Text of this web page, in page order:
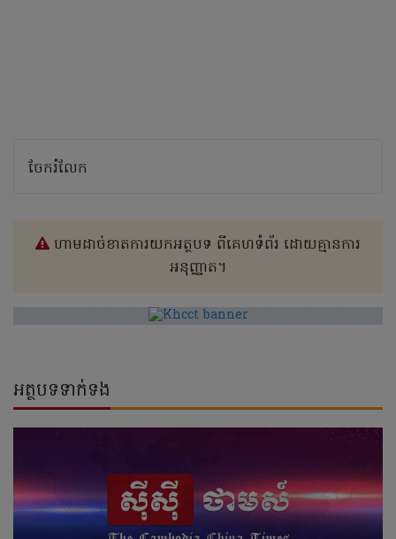
ចែករំលែក
ហាមដាច់ខាតការយកអត្ថបទ ពីគេហទំព័រ ដោយគ្មានការ
អនុញ្ញាត។
អត្ថបទទាក់ទង